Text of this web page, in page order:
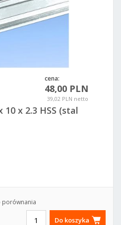
cena:
48,00 PLN
39,02 PLN netto
10 x 2.3 HSS (stal
porównania
Do koszyka